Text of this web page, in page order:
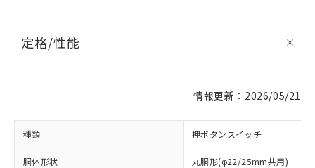
定格/性能
情報更新：2026/05/21
種類 押ボタンスイッチ
胴体形状 丸胴形(φ22/25mm共用)